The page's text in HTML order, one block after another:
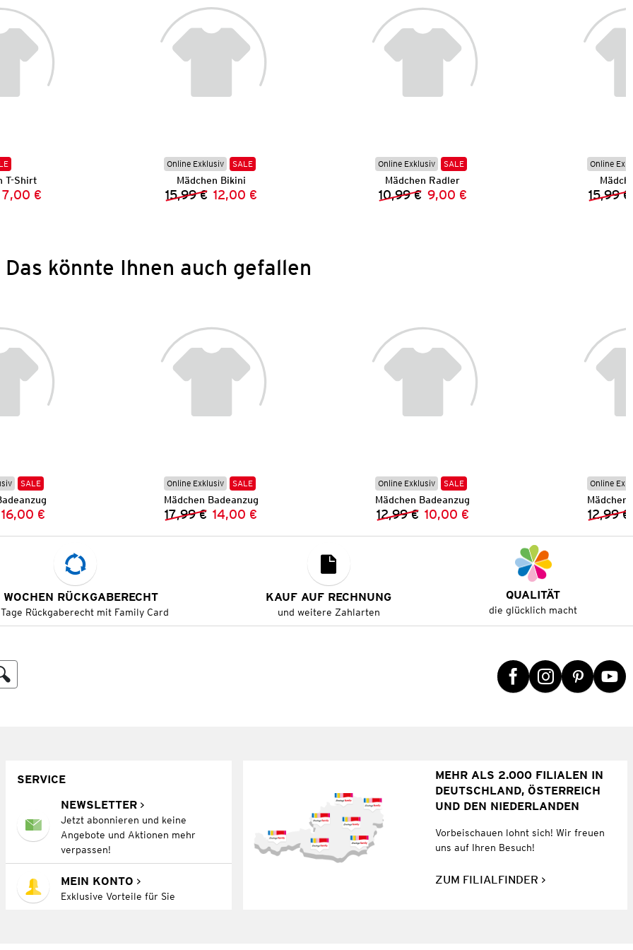
T-Shirt
Preis:
Preis:
7,00 €
Online Exklusiv SALE
Mädchen Bikini
Vorheriger Preis:
15,99 € Neuer Preis:
12,00 €
Online Exklusiv SALE
Mädchen Radler
Vorheriger Preis:
10,99 € Neuer Preis:
9,00 €
Online
15,99 €
Das könnte Ihnen auch gefallen
SALE
Preis:
Preis:
16,00 €
Online Exklusiv SALE
Mädchen Badeanzug
Vorheriger Preis:
17,99 € Neuer Preis:
14,00 €
Online Exklusiv SALE
Mädchen Badeanzug
Vorheriger Preis:
12,99 € Neuer Preis:
10,00 €
Online
Mädchen
12,99 €
RÜCKGABERECHT
Rückgaberecht mit Family Card
KAUF AUF RECHNUNG
und weitere Zahlarten
QUALITÄT
die glücklich macht
SERVICE
NEWSLETTER
Jetzt abonnieren und keine
Angebote und Aktionen mehr
verpassen!
MEIN KONTO
Exklusive Vorteile für Sie
MEHR ALS 2.000 FILIALEN IN
DEUTSCHLAND, ÖSTERREICH
UND DEN NIEDERLANDEN
Vorbeischauen lohnt sich! Wir freuen
uns auf Ihren Besuch!
ZUM FILIALFINDER